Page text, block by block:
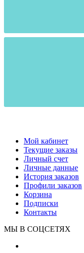
Мой кабинет
Текущие заказы
Личный счет
Личные данные
История заказов
Профили заказов
Корзина
Подписки
Контакты
МЫ В СОЦСЕТЯХ